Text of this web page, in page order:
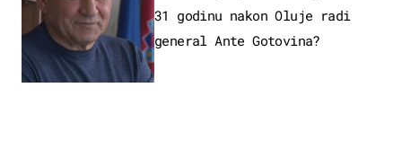
31 godinu nakon Oluje radi
general Ante Gotovina?